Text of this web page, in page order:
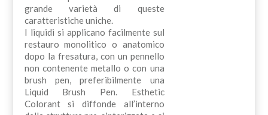
grande varietà di queste
caratteristiche uniche.
I liquidi si applicano facilmente sul
restauro monolitico o anatomico
dopo la fresatura, con un pennello
non contenente metallo o con una
brush pen, preferibilmente una
Liquid Brush Pen. Esthetic
Colorant si diffonde all’interno